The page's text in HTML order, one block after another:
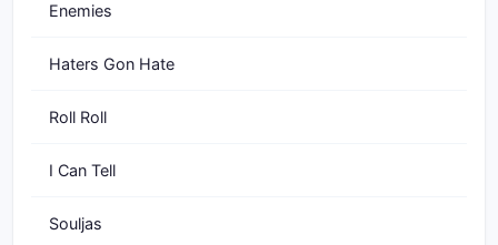
Enemies
Haters Gon Hate
Roll Roll
I Can Tell
Souljas